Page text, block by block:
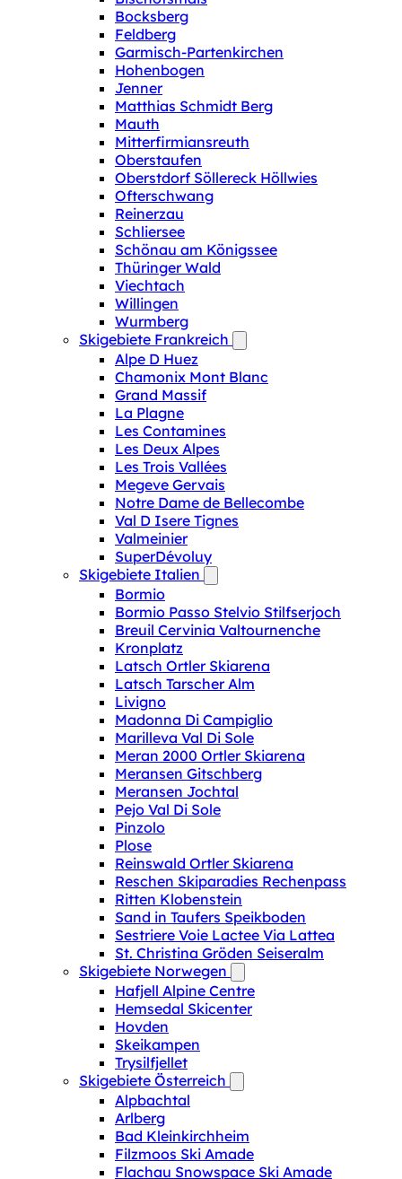
Bocksberg
Feldberg
Garmisch-Partenkirchen
Hohenbogen
Jenner
Matthias Schmidt Berg
Mauth
Mitterfirmiansreuth
Oberstaufen
Oberstdorf Söllereck Höllwies
Ofterschwang
Reinerzau
Schliersee
Schönau am Königssee
Thüringer Wald
Viechtach
Willingen
Wurmberg
Skigebiete Frankreich
Alpe D Huez
Chamonix Mont Blanc
Grand Massif
La Plagne
Les Contamines
Les Deux Alpes
Les Trois Vallées
Megeve Gervais
Notre Dame de Bellecombe
Val D Isere Tignes
Valmeinier
SuperDévoluy
Skigebiete Italien
Bormio
Bormio Passo Stelvio Stilfserjoch
Breuil Cervinia Valtournenche
Kronplatz
Latsch Ortler Skiarena
Latsch Tarscher Alm
Livigno
Madonna Di Campiglio
Marilleva Val Di Sole
Meran 2000 Ortler Skiarena
Meransen Gitschberg
Meransen Jochtal
Pejo Val Di Sole
Pinzolo
Plose
Reinswald Ortler Skiarena
Reschen Skiparadies Rechenpass
Ritten Klobenstein
Sand in Taufers Speikboden
Sestriere Voie Lactee Via Lattea
St. Christina Gröden Seiseralm
Skigebiete Norwegen
Hafjell Alpine Centre
Hemsedal Skicenter
Hovden
Skeikampen
Trysilfjellet
Skigebiete Österreich
Alpbachtal
Arlberg
Bad Kleinkirchheim
Filzmoos Ski Amade
Flachau Snowspace Ski Amade